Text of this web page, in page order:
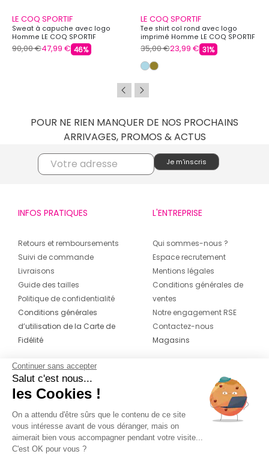
LE COQ SPORTIF
Sweat à capuche avec logo
Homme LE COQ SPORTIF
90,00 €47,99 € 46%
LE COQ SPORTIF
Tee shirt col rond avec logo
imprimé Homme LE COQ SPORTIF
35,00 €23,99 € 31%
POUR NE RIEN MANQUER DE NOS PROCHAINS
ARRIVAGES, PROMOS & ACTUS
INFOS PRATIQUES
Retours et remboursements
Suivi de commande
Livraisons
Guide des tailles
Politique de confidentialité
Conditions générales
d’utilisation de la Carte de
Fidélité
L'ENTREPRISE
Qui sommes-nous ?
Espace recrutement
Mentions légales
Conditions générales de
ventes
Notre engagement RSE
Contactez-nous
Magasins
CONTACT
04 42 20 78 42
Du lundi au jeudi de 8h30 à 16h30 & le
vendredi de 8h30 à 15h30
Continuer sans accepter
Salut c'est nous...
les Cookies !
On a attendu d'être sûrs que le contenu de ce site
vous intéresse avant de vous déranger, mais on
aimerait bien vous accompagner pendant votre visite...
C'est OK pour vous ?